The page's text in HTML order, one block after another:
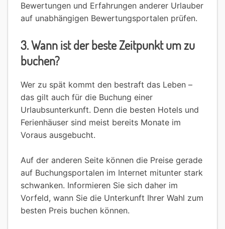
Bewertungen und Erfahrungen anderer Urlauber
auf unabhängigen Bewertungsportalen prüfen.
3. Wann ist der beste Zeitpunkt um zu
buchen?
Wer zu spät kommt den bestraft das Leben –
das gilt auch für die Buchung einer
Urlaubsunterkunft. Denn die besten Hotels und
Ferienhäuser sind meist bereits Monate im
Voraus ausgebucht.
Auf der anderen Seite können die Preise gerade
auf Buchungsportalen im Internet mitunter stark
schwanken. Informieren Sie sich daher im
Vorfeld, wann Sie die Unterkunft Ihrer Wahl zum
besten Preis buchen können.